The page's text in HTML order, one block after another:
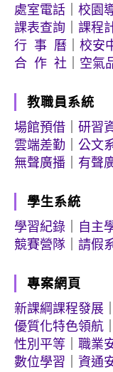
處室電話
校園
課表查詢
課程
行 事 曆
校安
合 作 社
空氣
教職員系統
場館預借
研習
雲端差勤
公文
無聲廣播
有聲
學生系統
學習紀錄
自主
競賽營隊
請假
專案網頁
新課綱課程發展
優質化特色領航
性別平等
職業
數位學習
資通